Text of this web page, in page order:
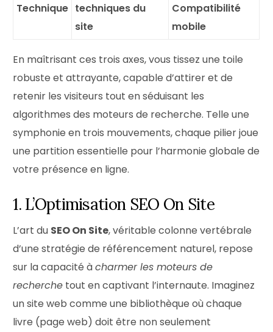
Technique techniques du
site
Compatibilité
mobile
En maîtrisant ces trois axes, vous tissez une toile
robuste et attrayante, capable d’attirer et de
retenir les visiteurs tout en séduisant les
algorithmes des moteurs de recherche. Telle une
symphonie en trois mouvements, chaque pilier joue
une partition essentielle pour l’harmonie globale de
votre présence en ligne.
1. L’Optimisation SEO On Site
L’art du SEO On Site, véritable colonne vertébrale
d’une stratégie de référencement naturel, repose
sur la capacité àcharmer les moteurs de
recherche tout en captivant l’internaute. Imaginez
un site web comme une bibliothèque où chaque
livre (page web) doit être non seulement